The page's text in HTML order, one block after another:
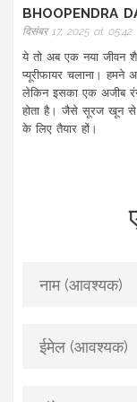
BHOOPENDRA
दिसंबर 17, 2025 at 05:42
ये तो अब एक नया जीवन
प्यूरीफायर चलाना।
लेकिन इसका एक अजीब
होता है। जैसे सूरज खून
के लिए तैयार हों।